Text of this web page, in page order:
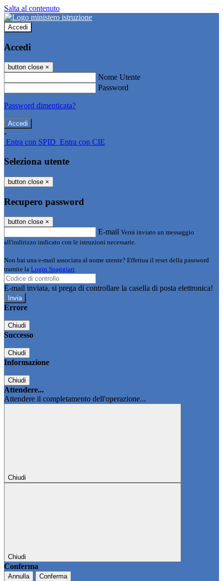
Salta al contenuto
Accedi
Accedi
button close ×
Nome Utente
Password
Password dimenticata?
-
Entra con SPID Entra con CIE
Seleziona utente
button close ×
Recupero password
button close ×
E-mail Verrà inviato un messaggio
all'indirizzo indicato con le istruzioni necessarie.
Non hai una e-mail associata al nome utente? Effettua il reset della password
tramite la Login Spaggiari
E-mail inviata, si prega di controllare la casella di posta elettronica!
Errore
Chiudi
Successo
Chiudi
Informazione
Chiudi
Attendere...
Attendere il completamento dell'operazione...
Chiudi
Chiudi
Conferma
Annulla Conferma